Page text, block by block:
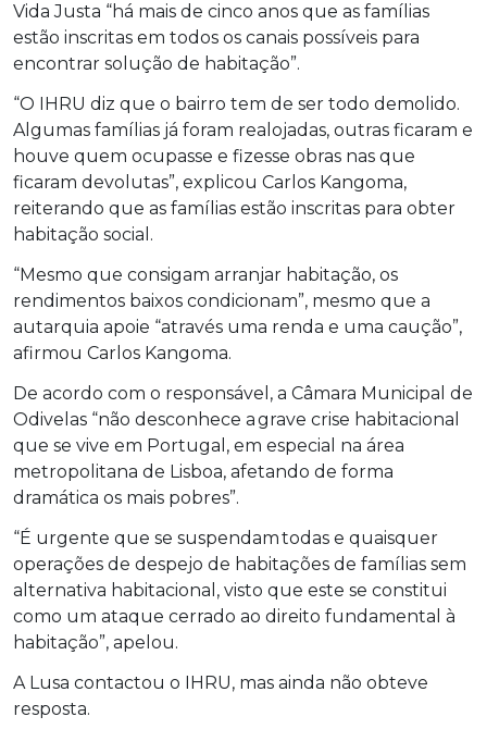
Vida Justa “há mais de cinco anos que as famílias
estão inscritas em todos os canais possíveis para
encontrar solução de habitação”.
“O IHRU diz que o bairro tem de ser todo demolido.
Algumas famílias já foram realojadas, outras ficaram e
houve quem ocupasse e fizesse obras nas que
ficaram devolutas”, explicou Carlos Kangoma,
reiterando que as famílias estão inscritas para obter
habitação social.
“Mesmo que consigam arranjar habitação, os
rendimentos baixos condicionam”, mesmo que a
autarquia apoie “através uma renda e uma caução”,
afirmou Carlos Kangoma.
De acordo com o responsável, a Câmara Municipal de
Odivelas “não desconhece a grave crise habitacional
que se vive em Portugal, em especial na área
metropolitana de Lisboa, afetando de forma
dramática os mais pobres”.
“É urgente que se suspendam todas e quaisquer
operações de despejo de habitações de famílias sem
alternativa habitacional, visto que este se constitui
como um ataque cerrado ao direito fundamental à
habitação”, apelou.
A Lusa contactou o IHRU, mas ainda não obteve
resposta.